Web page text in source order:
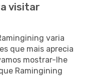
visitar
varia
que mais aprecia
mostrar-lhe
Ramingining